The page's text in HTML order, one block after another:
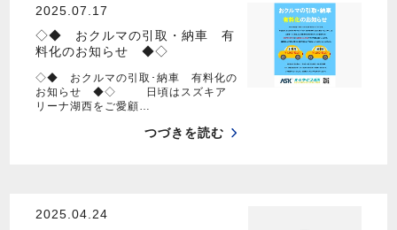
2025.07.17
◇◆ おクルマの引取・納車 有
料化のお知らせ ◆◇
◇◆ おクルマの引取･納車 有料化の
お知らせ ◆◇ 日頃はスズキア
リーナ湖西をご愛顧…
つづきを読む
2025.04.24